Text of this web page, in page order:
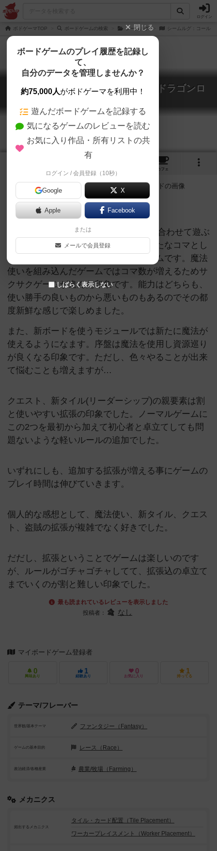
ログイン
ボドゲーマTOP ボードゲームの検索 シームルグ シームルグ：コール
シームルグ：コール・オブ・ザ・ドラゴンロ
Simurgh: Call of the Dragonlord
カフェ
シームルグの拡張です。
拡張は複数のモジュール(7つ)から組み合わせて遊ぶ
ことが出来ます。盗賊、魔法使いが新たなコマとし
て追加され、能力はゲーム事にランダムです。魔法
使いを組み込んだゲームではコマ数が増えるためサ
クサクゲームが進んだ印象です。能力はどちらも、
使い勝手の良いものから悪いものもあるのでその都
度新鮮な感じで楽しめました。
また、新ボードを使うモジュールでは新たに魔法が
使えるようになます。序盤は魔法を使用し資源巡り
が良くなる印象です。ただし、色々やることが出来
て悩むことも増えますが…
クエスト、新タイル(リーダーシップ)の親要素は割
と使いやすい拡張の印象でした。ノーマルゲームに
この2つを最初から加えて初心者と卓立てしても問
題ないような軽いルールの追加でした。
いずれにしも、追加する拡張が増える事にゲームの
プレイ時間は伸びていきます。
個人的な感想として、魔法使い、新タイル、クエス
ト、盗賊の拡張が複雑でなく好きでした。
だだし、拡張ということでゲームは楽しいのです
が、ルールがゴチャゴチャしてて、拡張込の卓立て
までいくのが割と難しい印象でした。
最も読まれているレビューを表示しました
投稿者：
なし
マイボードゲーム登録者
0
興味あり
1
経験あり
0
お気に入り
1
持ってる
テーマ/フレーバー
世界観/基本テーマ ファンタジー（Fantasy）
ゲームの基本目的 レース（Race）
政治経済/各種産業 農業/牧場（Farming）
メカニクス
頻出するメカニクス
タイル・カード配置（Tile Placement）
ワーカープレイスメント（Worker Placement）
閉じる
ボードゲームのプレイ履歴を記録し
て、
自分のデータを管理しませんか？
約75,000人がボドゲーマを利用中！
遊んだボードゲームを記録する
気になるゲームのレビューを読む
お気に入り作品・所有リストの共
有
ログイン / 会員登録（10秒）
Google X
Apple Facebook
または
メールで会員登録
しばらく表示しない